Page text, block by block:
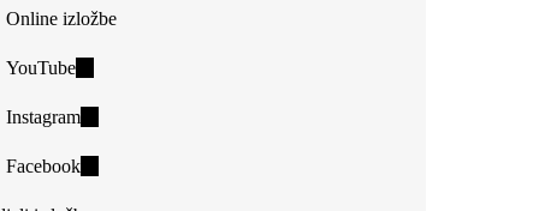
Online izložbe
YouTube(link
external)
Instagram(link
external)
Facebook(link